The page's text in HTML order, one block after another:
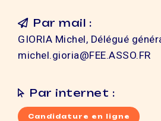
Par mail :
GIORIA Michel, Délégué
michel.gioria@FEE.ASSO.FR
Par internet :
Candidature en ligne